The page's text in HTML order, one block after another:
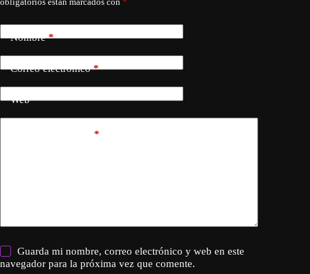
Nombre*
Correo electrónico*
Web
*
Guarda mi nombre, correo electrónico y web en este
navegador para la próxima vez que comente.